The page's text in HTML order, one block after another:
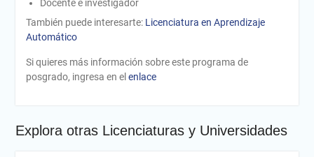
Docente e investigador
También puede interesarte: Licenciatura en Aprendizaje
Automático
Si quieres más información sobre este programa de
posgrado, ingresa en el enlace
Explora otras Licenciaturas y Universidades